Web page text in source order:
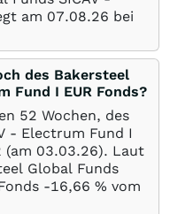
am 07.08.26 bei
des Bakersteel
Fund I EUR Fonds?
52 Wochen, des
- Electrum Fund I
(am 03.03.26). Laut
Global Funds
-16,66 % vom